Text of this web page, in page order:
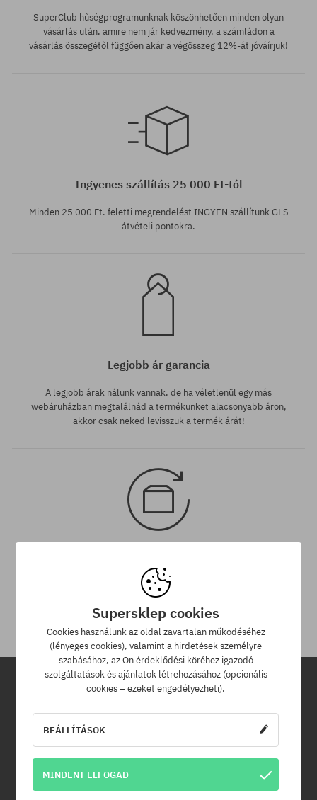
SuperClub hűségprogramunknak köszönhetően minden olyan
vásárlás után, amire nem jár kedvezmény, a számládon a
vásárlás összegétől függően akár a végösszeg 12%-át jóváírjuk!
Ingyenes szállítás 25 000 Ft-tól
Minden 25 000 Ft. feletti megrendelést INGYEN szállítunk GLS
átvételi pontokra.
Legjobb ár garancia
A legjobb árak nálunk vannak, de ha véletlenül egy más
webáruházban megtalálnád a termékünket alacsonyabb áron,
akkor csak neked levisszük a termék árát!
A termék visszaküldésére a csomag kézhezvételétől számítva
30 napod van.
Hírlevél
Supersklep cookies
Cookies használunk az oldal zavartalan működéséhez
(lényeges cookies), valamint a hirdetések személyre
szabásához, az Ön érdeklődési köréhez igazodó
szolgáltatások és ajánlatok létrehozásához (opcionális
cookies – ezeket engedélyezheti).
BEÁLLÍTÁSOK
MINDENT ELFOGAD